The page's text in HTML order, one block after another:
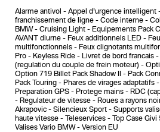
Alarme antivol Appel d'urgence intelligent
franchissement de ligne
Code interne
BMW
Cruising Light Equipements Pack
AVANT diurne
Feux additionnels LED
multifonctionnels
Feux clignotants
Pro
Keyless Ride Livret de bord francais
(regulation du couple de frein moteur)
Option 719 Billet Pack Shadow II
Pack
Pack Touring
Phares de virages adaptatifs
Preparation GPS
Protege mains
RDC
Regulateur de vitesse
Roues a rayons
Akrapovic
Silencieux Sport Supports
haute vitesse
Teleservices Top Case Givi
Valises Vario BMW
Version EU